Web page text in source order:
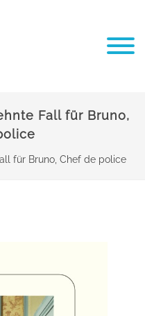
Fall für Bruno,
für Bruno, Chef de police